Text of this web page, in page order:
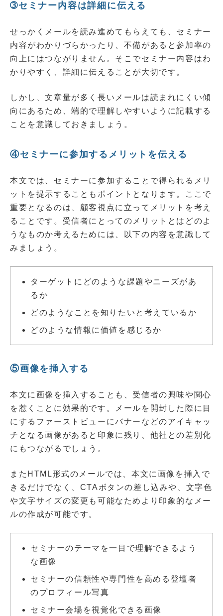
➂セミナー内容は詳細に伝える
せっかくメールを読み進めてもらえても、セミナー
内容がわかりづらかったり、不備があると参加率の
向上にはつながりません。そこでセミナー内容はわ
かりやすく、詳細に伝えることが大切です。
しかし、文章量が多く長いメールは読まれにくい傾
向にあるため、端的で理解しやすいように記載する
ことを意識しておきましょう。
④セミナーに参加するメリットを伝える
本文では、セミナーに参加することで得られるメリ
ットを提示することもポイントとなります。ここで
重要となるのは、顧客視点に立ってメリットを考え
ることです。受信者にとってのメリットとはどのよ
うなものか考えるためには、以下の内容を意識して
みましょう。
ターゲットにどのような課題やニーズがあ
るか
どのようなことを知りたいと考えているか
どのような情報に価値を感じるか
⑤画像を挿入する
本文に画像を挿入することも、受信者の興味や関心
を惹くことに効果的です。メールを開封した際に目
にするファーストビューにバナーなどのアイキャッ
チとなる画像があると印象に残り、他社との差別化
にもつながるでしょう。
またHTML形式のメールでは、本文に画像を挿入で
きるだけでなく、CTAボタンの差し込みや、文字色
や文字サイズの変更も可能なためより印象的なメー
ルの作成が可能です。
セミナーのテーマを一目で理解できるよう
な画像
セミナーの信頼性や専門性を高める登壇者
のプロフィール写真
セミナー会場を視覚化できる画像